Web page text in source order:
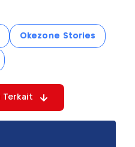
Okezone Stories
Terkait